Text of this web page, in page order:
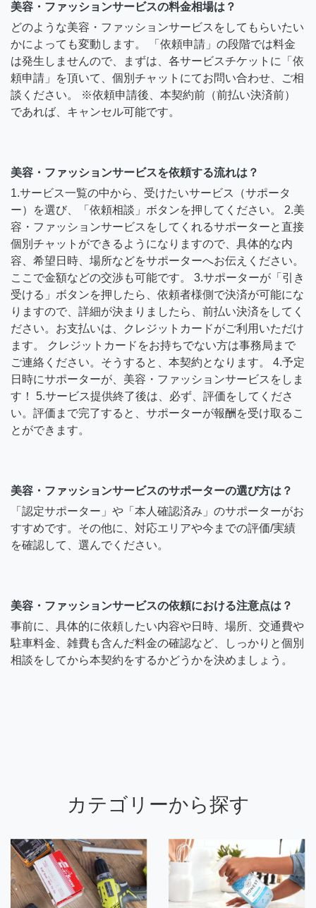
美容・ファッションサービスの料金相場は？
どのような美容・ファッションサービスをしてもらいたい
かによっても変動します。 「依頼申請」の段階では料金
は発生しませんので、まずは、各サービスチケットに「依
頼申請」を頂いて、個別チャットにてお問い合わせ、ご相
談ください。 ※依頼申請後、本契約前（前払い決済前）
であれば、キャンセル可能です。
美容・ファッションサービスを依頼する流れは？
1.サービス一覧の中から、受けたいサービス（サポータ
ー）を選び、「依頼相談」ボタンを押してください。 2.美
容・ファッションサービスをしてくれるサポーターと直接
個別チャットができるようになりますので、具体的な内
容、希望日時、場所などをサポーターへお伝えください。
ここで金額などの交渉も可能です。 3.サポーターが「引き
受ける」ボタンを押したら、依頼者様側で決済が可能にな
りますので、詳細が決まりましたら、前払い決済をしてく
ださい。お支払いは、クレジットカードがご利用いただけ
ます。 クレジットカードをお持ちでない方は事務局まで
ご連絡ください。そうすると、本契約となります。 4.予定
日時にサポーターが、美容・ファッションサービスをしま
す！ 5.サービス提供終了後は、必ず、評価をしてくださ
い。評価まで完了すると、サポーターが報酬を受け取るこ
とができます。
美容・ファッションサービスのサポーターの選び方は？
「認定サポーター」や「本人確認済み」のサポーターがお
すすめです。その他に、対応エリアや今までの評価/実績
を確認して、選んでください。
美容・ファッションサービスの依頼における注意点は？
事前に、具体的に依頼したい内容や日時、場所、交通費や
駐車料金、雑費も含んだ料金の確認など、しっかりと個別
相談をしてから本契約をするかどうかを決めましょう。
カテゴリーから探す